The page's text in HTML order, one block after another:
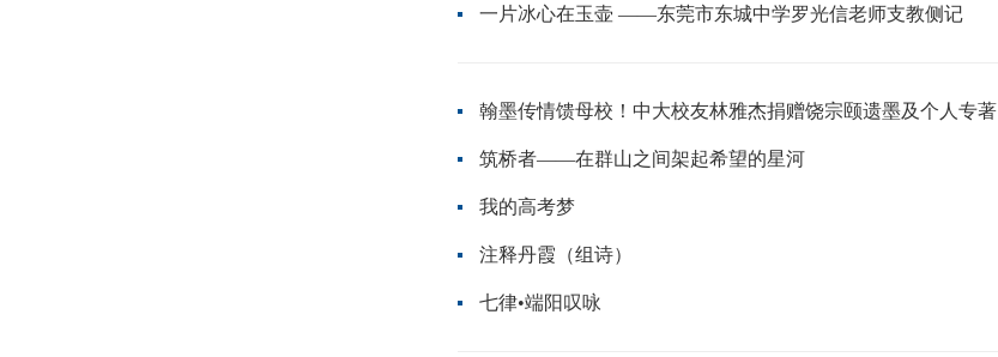
一片冰心在玉壶 ——东莞市东城中学罗光信老师支教侧记
翰墨传情馈母校！中大校友林雅杰捐赠饶宗颐遗墨及个人专著
筑桥者——在群山之间架起希望的星河
我的高考梦
注释丹霞（组诗）
七律•端阳叹咏